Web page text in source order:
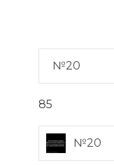
85
№20